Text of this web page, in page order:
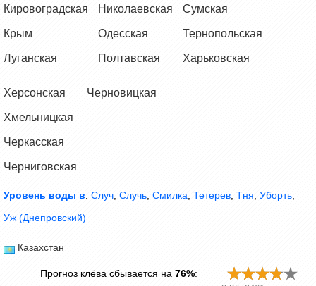
Кировоградская
Крым
Луганская
Николаевская
Одесская
Полтавская
Сумская
Тернопольская
Харьковская
Херсонская
Хмельницкая
Черкасская
Черниговская
Черновицкая
Уровень воды в: Случ Случь Смилка Тетерев Тня Уборть
Уж (Днепровский)
Казахстан
Прогноз клёва сбывается на 76%: